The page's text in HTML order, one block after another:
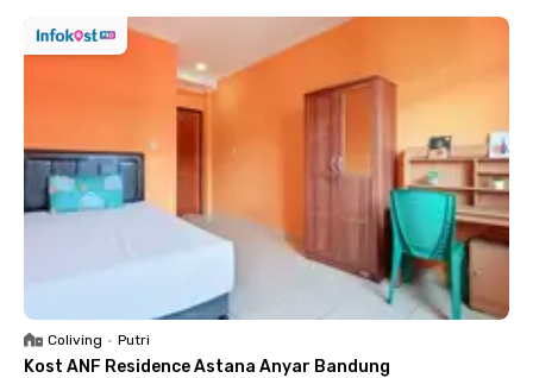
Coliving • Putri
Kost ANF Residence Astana Anyar Bandung